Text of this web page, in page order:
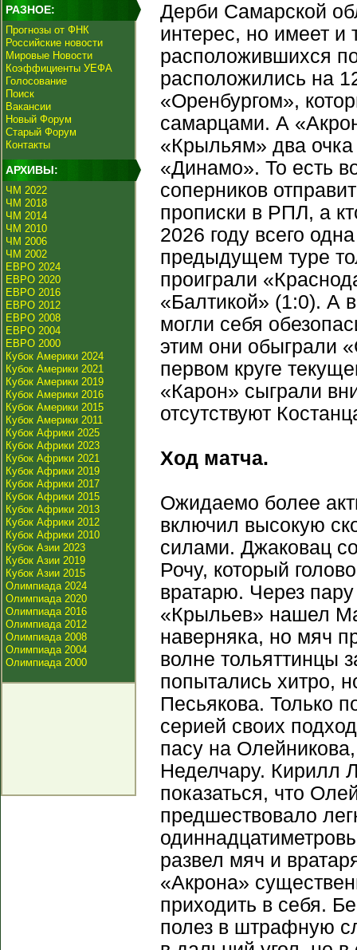
РАЗНОЕ:
Прогнозы от ФНК
Российские новости
Мировые Новости
Коэффициенты УЕФА
Голосование
Поиск
Вакансии
Новый Форум
Старый Форум
Контакты
АРХИВЫ:
ЧМ 2022
ЧМ 2018
ЧМ 2014
ЧМ 2010
ЧМ 2006
ЧМ 2002
ЕВРО 2024
ЕВРО 2020
ЕВРО 2016
ЕВРО 2012
ЕВРО 2008
ЕВРО 2004
ЕВРО 2000
Кубок Америки 2024
Кубок Америки 2021
Кубок Америки 2019
Кубок Америки 2016
Кубок Америки 2015
Кубок Америки 2011
Кубок Африки 2025
Кубок Африки 2023
Кубок Африки 2021
Кубок Африки 2019
Кубок Африки 2017
Кубок Африки 2015
Кубок Африки 2013
Кубок Африки 2012
Кубок Африки 2010
Кубок Азии 2023
Кубок Азии 2019
Кубок Азии 2015
Олимпиада 2024
Олимпиада 2020
Олимпиада 2016
Олимпиада 2012
Олимпиада 2008
Олимпиада 2004
Олимпиада 2000
Дерби Самарской
интерес, но имеет и
расположившихся
расположились на
«Оренбургом»,
самарцами. А
«Крыльям» два
«Динамо». То есть
соперников
прописки в РПЛ, а
2026 году всего
предыдущем туре
проиграли
«Балтикой» (1:0). А
могли себя
этим они обыграли
первом круге
«Карон» сыграли
отсутствуют
Ход матча.
Ожидаемо более
включил высокую
силами. Джаковац
Рочу, который
вратарю. Через
«Крыльев» нашел
наверняка, но мяч
волне тольяттинцы
попытались хитро,
Песьякова. Только
серией своих
пасу на
Неделчару. Кирилл
показаться, что
предшествовало
развел мяч и
«Акрона»
приходить в себя.
полез в штрафную